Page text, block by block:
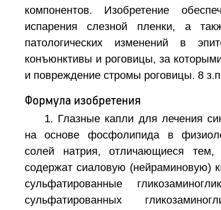
компонентов. Изобретение
испарения слезной пленки, а
патологических изменений в
конъюнктивы и роговицы, за
и повреждение стромы роговицы. 8
Формула изобретения
1. Глазные капли для лечения
на основе фосфолипида в
солей натрия, отличающиеся тем,
содержат сиаловую (нейраминовую)
сульфатированные
сульфатированных